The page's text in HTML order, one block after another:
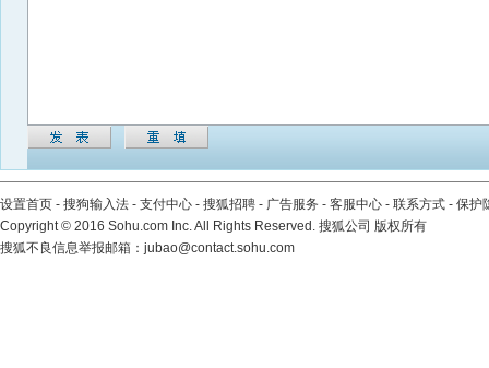
设置首页 - 搜狗输入法 - 支付中心 - 搜狐招聘 - 广告服务 - 客服中心 - 联系方式 - 保护
Copyright© 2016 Sohu.com Inc. All Rights Reserved. 搜狐公司 版权所有
搜狐不良信息举报邮箱： jubao@contact.sohu.com